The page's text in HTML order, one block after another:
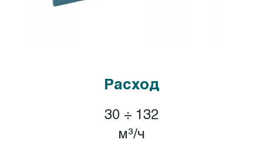
Расход
30 ÷ 132
м³/ч